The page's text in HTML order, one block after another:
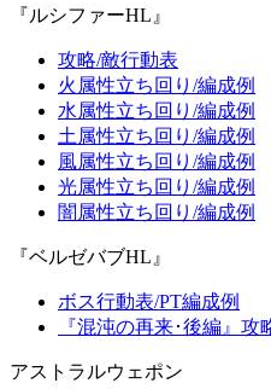
『ルシファーHL』
攻略/敵行動表
火属性立ち回り/編成例
水属性立ち回り/編成例
土属性立ち回り/編成例
風属性立ち回り/編成例
光属性立ち回り/編成例
闇属性立ち回り/編成例
『ベルゼバブHL』
ボス行動表/PT編成例
『混沌の再来･後編』攻
アストラルウェポン